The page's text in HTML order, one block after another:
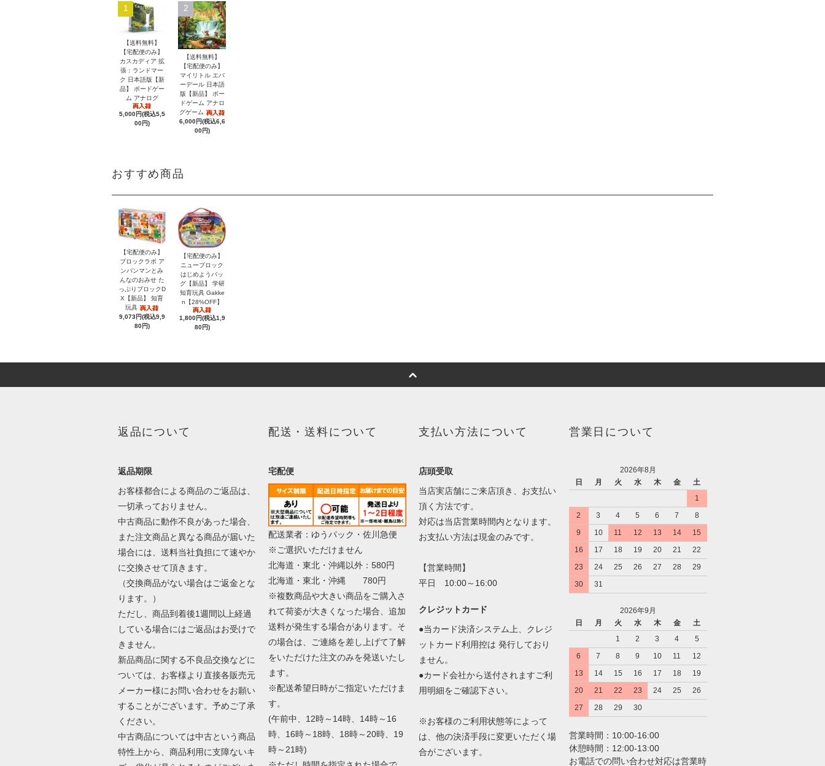
1
【送料無料】
【宅配便のみ】
カスカディア 拡
張：ランドマー
ク 日本語版【新
品】 ボードゲー
ム アナログ
5,000円(税込5,5
00円)
2
【送料無料】
【宅配便のみ】
マイリトル エバ
ーデール 日本語
版【新品】 ボー
ドゲーム アナロ
グゲーム
6,000円(税込6,6
00円)
おすすめ商品
【宅配便のみ】
ブロックラボ ア
ンパンマンとみ
んなのおみせ た
っぷりブロックD
X【新品】 知育
玩具
9,073円(税込9,9
80円)
【宅配便のみ】
ニューブロック
はじめようバッ
グ【新品】 学研
知育玩具 Gakke
n【28%OFF】
1,800円(税込1,9
80円)
返品について
返品期限
お客様都合による商品のご返品は、
一切承っておりません。
中古商品に動作不良があった場合、
また注文商品と異なる商品が届いた
場合には、送料当社負担にて速やか
に交換させて頂きます。
（交換商品がない場合はご返金とな
ります。）
ただし、商品到着後1週間以上経過
している場合にはご返品はお受けで
きません。
新品商品に関する不良品交換などに
ついては、お客様より直接各販売元
メーカー様にお問い合わせをお願い
することがございます。予めご了承
ください。
中古商品については中古という商品
特性上から、商品利用に支障ないキ
配送・送料について
宅配便
配送業者：ゆうパック・佐川急便
※ご選択いただけません
北海道・東北・沖縄以外：580円
北海道・東北・沖縄 780円
※複数商品や大きい商品をご購入さ
れて荷姿が大きくなった場合、追加
送料が発生する場合があります。そ
の場合は、ご連絡を差し上げて了解
をいただけた注文のみを発送いたし
ます。
※配送希望日時がご指定いただけま
す。
(午前中、12時～14時、14時～16
時、16時～18時、18時～20時、19
時～21時)
支払い方法について
店頭受取
当店実店舗にご来店頂き、お支払い
頂く方法です。
対応は当店営業時間内となります。
お支払い方法は現金のみです。
【営業時間】
平日 10:00～16:00
クレジットカード
●当カード決済システム上、クレジ
ットカード利用控は 発行しており
ません。
●カード会社から送付されますご利
用明細をご確認下さい。
※お客様のご利用状態等によって
は、他の決済手段に変更いただく場
合がございます。
営業日について
2026年8月
日
月 火 水 木 金
土
1
2
3 4 5 6 7
8
9
10 11 12 13 14
15
16
17 18 19 20 21
22
23
24 25 26 27 28
29
30
31
2026年9月
日
月 火 水 木 金
土
1
2 3 4
5
6
7 8 9 10 11
12
13
14 15 16 17 18
19
20
21 22 23 24 25
26
27
28 29 30
営業時間：10:00-16:00
休憩時間：12:00-13:00
お電話での問い合わせ対応は営業時